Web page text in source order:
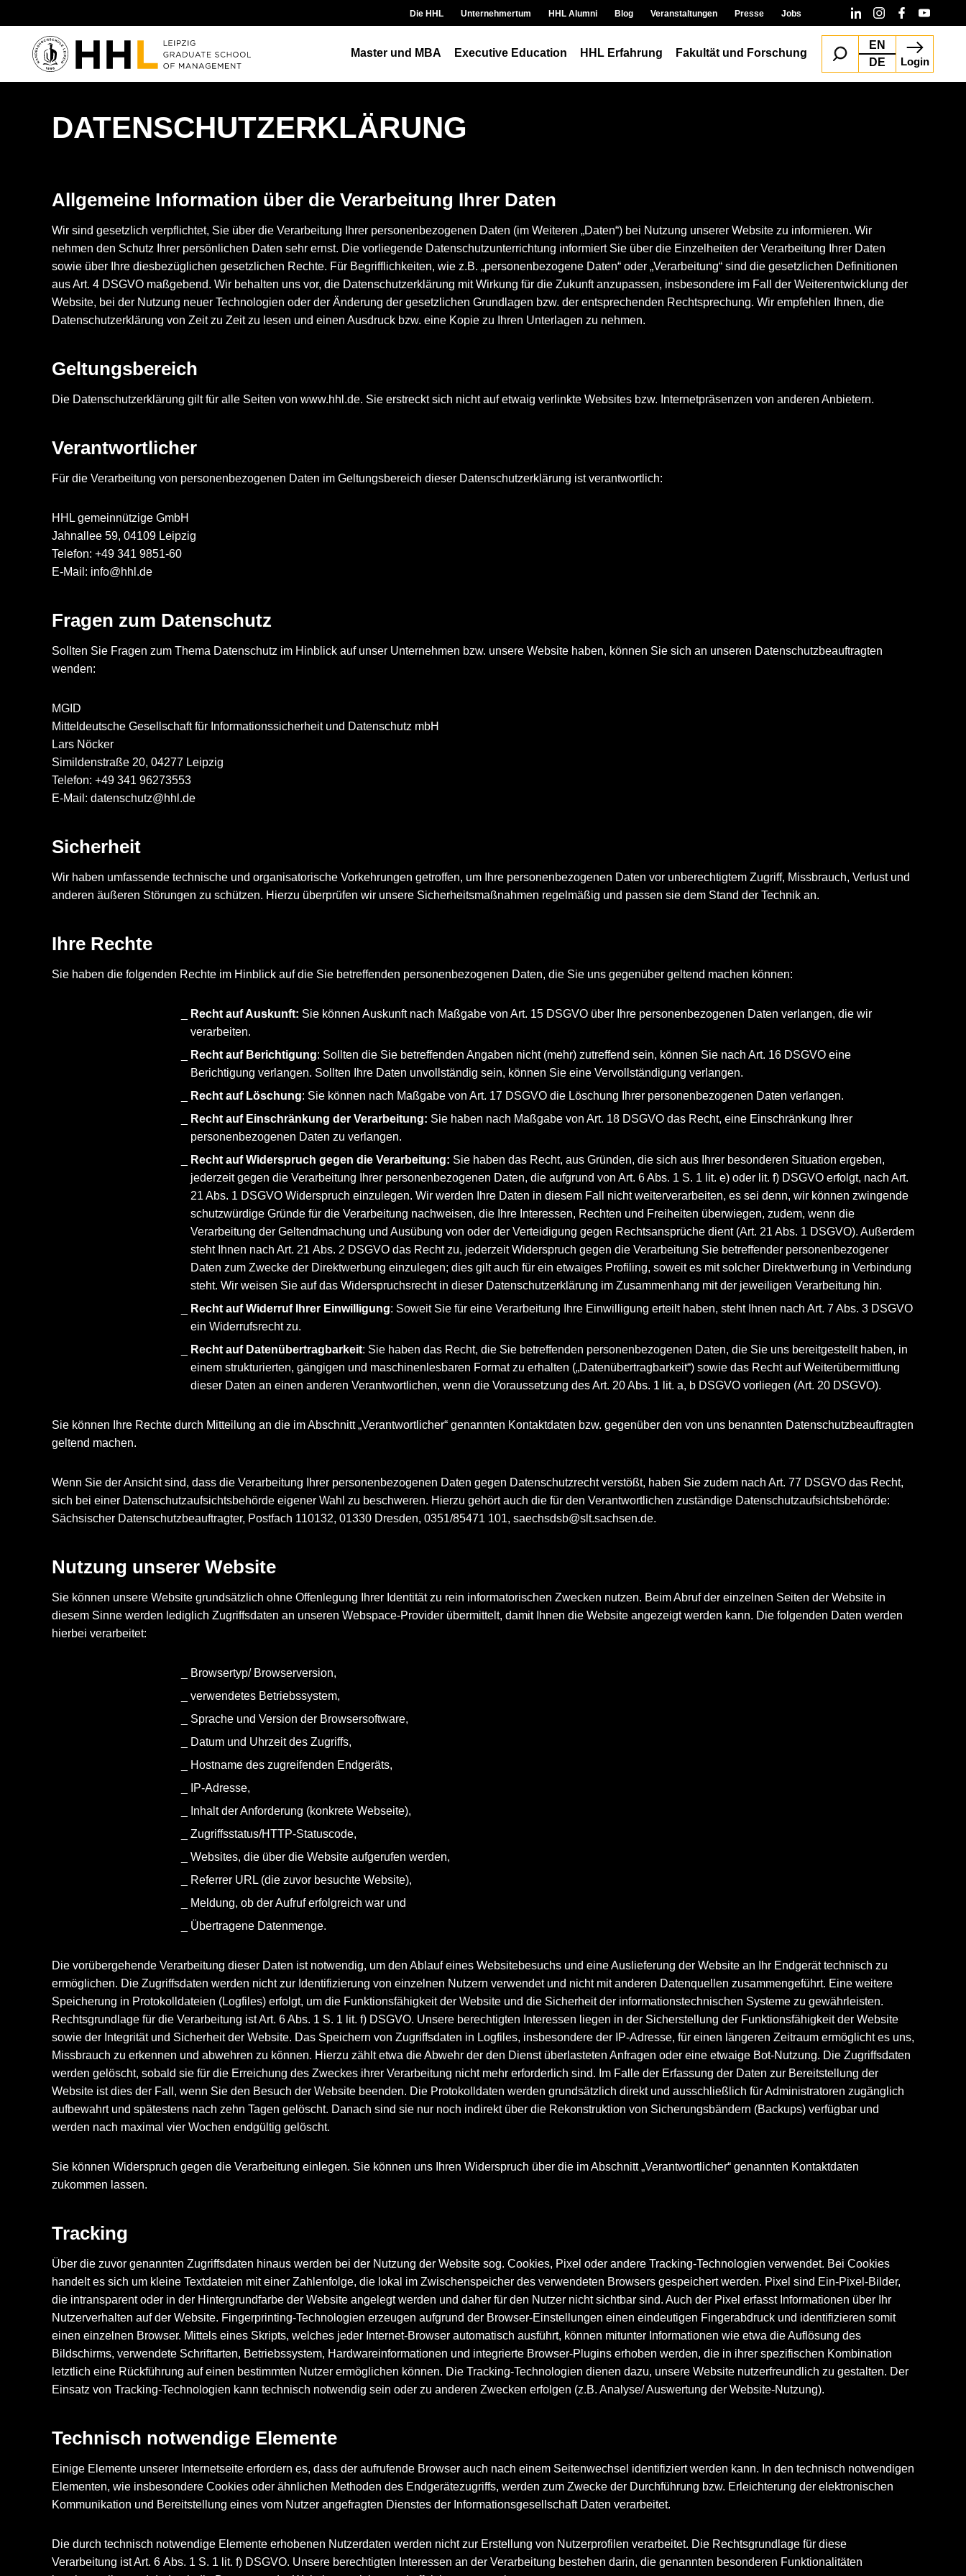
Die HHL Unternehmertum HHL Alumni Blog Veranstaltungen Presse Jobs
Master und MBA Executive Education HHL Erfahrung Fakultät und Forschung
EN
DE
Login
DATENSCHUTZERKLÄRUNG
Allgemeine Information über die Verarbeitung Ihrer Daten
Wir sind gesetzlich verpflichtet, Sie über die Verarbeitung Ihrer personenbezogenen Daten (im Weiteren „Daten“) bei Nutzung unserer Website zu informieren. Wir
nehmen den Schutz Ihrer persönlichen Daten sehr ernst. Die vorliegende Datenschutzunterrichtung informiert Sie über die Einzelheiten der Verarbeitung Ihrer Daten
sowie über Ihre diesbezüglichen gesetzlichen Rechte. Für Begrifflichkeiten, wie z.B. „personenbezogene Daten“ oder „Verarbeitung“ sind die gesetzlichen Definitionen
aus Art. 4 DSGVO maßgebend. Wir behalten uns vor, die Datenschutzerklärung mit Wirkung für die Zukunft anzupassen, insbesondere im Fall der Weiterentwicklung der
Website, bei der Nutzung neuer Technologien oder der Änderung der gesetzlichen Grundlagen bzw. der entsprechenden Rechtsprechung. Wir empfehlen Ihnen, die
Datenschutzerklärung von Zeit zu Zeit zu lesen und einen Ausdruck bzw. eine Kopie zu Ihren Unterlagen zu nehmen.
Geltungsbereich
Die Datenschutzerklärung gilt für alle Seiten von www.hhl.de. Sie erstreckt sich nicht auf etwaig verlinkte Websites bzw. Internetpräsenzen von anderen Anbietern.
Verantwortlicher
Für die Verarbeitung von personenbezogenen Daten im Geltungsbereich dieser Datenschutzerklärung ist verantwortlich:
HHL gemeinnützige GmbH
Jahnallee 59, 04109 Leipzig
Telefon: +49 341 9851-60
E-Mail: info@hhl.de
Fragen zum Datenschutz
Sollten Sie Fragen zum Thema Datenschutz im Hinblick auf unser Unternehmen bzw. unsere Website haben, können Sie sich an unseren Datenschutzbeauftragten
wenden:
MGID
Mitteldeutsche Gesellschaft für Informationssicherheit und Datenschutz mbH
Lars Nöcker
Simildenstraße 20, 04277 Leipzig
Telefon: +49 341 96273553
E-Mail: datenschutz@hhl.de
Sicherheit
Wir haben umfassende technische und organisatorische Vorkehrungen getroffen, um Ihre personenbezogenen Daten vor unberechtigtem Zugriff, Missbrauch, Verlust und
anderen äußeren Störungen zu schützen. Hierzu überprüfen wir unsere Sicherheitsmaßnahmen regelmäßig und passen sie dem Stand der Technik an.
Ihre Rechte
Sie haben die folgenden Rechte im Hinblick auf die Sie betreffenden personenbezogenen Daten, die Sie uns gegenüber geltend machen können:
Recht auf Auskunft: Sie können Auskunft nach Maßgabe von Art. 15 DSGVO über Ihre personenbezogenen Daten verlangen, die wir
verarbeiten.
Recht auf Berichtigung: Sollten die Sie betreffenden Angaben nicht (mehr) zutreffend sein, können Sie nach Art. 16 DSGVO eine
Berichtigung verlangen. Sollten Ihre Daten unvollständig sein, können Sie eine Vervollständigung verlangen.
Recht auf Löschung: Sie können nach Maßgabe von Art. 17 DSGVO die Löschung Ihrer personenbezogenen Daten verlangen.
Recht auf Einschränkung der Verarbeitung: Sie haben nach Maßgabe von Art. 18 DSGVO das Recht, eine Einschränkung Ihrer
personenbezogenen Daten zu verlangen.
Recht auf Widerspruch gegen die Verarbeitung: Sie haben das Recht, aus Gründen, die sich aus Ihrer besonderen Situation ergeben,
jederzeit gegen die Verarbeitung Ihrer personenbezogenen Daten, die aufgrund von Art. 6 Abs. 1 S. 1 lit. e) oder lit. f) DSGVO erfolgt, nach Art.
21 Abs. 1 DSGVO Widerspruch einzulegen. Wir werden Ihre Daten in diesem Fall nicht weiterverarbeiten, es sei denn, wir können zwingende
schutzwürdige Gründe für die Verarbeitung nachweisen, die Ihre Interessen, Rechten und Freiheiten überwiegen, zudem, wenn die
Verarbeitung der Geltendmachung und Ausübung von oder der Verteidigung gegen Rechtsansprüche dient (Art. 21 Abs. 1 DSGVO). Außerdem
steht Ihnen nach Art. 21 Abs. 2 DSGVO das Recht zu, jederzeit Widerspruch gegen die Verarbeitung Sie betreffender personenbezogener
Daten zum Zwecke der Direktwerbung einzulegen; dies gilt auch für ein etwaiges Profiling, soweit es mit solcher Direktwerbung in Verbindung
steht. Wir weisen Sie auf das Widerspruchsrecht in dieser Datenschutzerklärung im Zusammenhang mit der jeweiligen Verarbeitung hin.
Recht auf Widerruf Ihrer Einwilligung: Soweit Sie für eine Verarbeitung Ihre Einwilligung erteilt haben, steht Ihnen nach Art. 7 Abs. 3 DSGVO
ein Widerrufsrecht zu.
Recht auf Datenübertragbarkeit: Sie haben das Recht, die Sie betreffenden personenbezogenen Daten, die Sie uns bereitgestellt haben, in
einem strukturierten, gängigen und maschinenlesbaren Format zu erhalten („Datenübertragbarkeit“) sowie das Recht auf Weiterübermittlung
dieser Daten an einen anderen Verantwortlichen, wenn die Voraussetzung des Art. 20 Abs. 1 lit. a, b DSGVO vorliegen (Art. 20 DSGVO).
Sie können Ihre Rechte durch Mitteilung an die im Abschnitt „Verantwortlicher“ genannten Kontaktdaten bzw. gegenüber den von uns benannten Datenschutzbeauftragten
geltend machen.
Wenn Sie der Ansicht sind, dass die Verarbeitung Ihrer personenbezogenen Daten gegen Datenschutzrecht verstößt, haben Sie zudem nach Art. 77 DSGVO das Recht,
sich bei einer Datenschutzaufsichtsbehörde eigener Wahl zu beschweren. Hierzu gehört auch die für den Verantwortlichen zuständige Datenschutzaufsichtsbehörde:
Sächsischer Datenschutzbeauftragter, Postfach 110132, 01330 Dresden, 0351/85471 101, saechsdsb@slt.sachsen.de.
Nutzung unserer Website
Sie können unsere Website grundsätzlich ohne Offenlegung Ihrer Identität zu rein informatorischen Zwecken nutzen. Beim Abruf der einzelnen Seiten der Website in
diesem Sinne werden lediglich Zugriffsdaten an unseren Webspace-Provider übermittelt, damit Ihnen die Website angezeigt werden kann. Die folgenden Daten werden
hierbei verarbeitet:
Browsertyp/ Browserversion,
verwendetes Betriebssystem,
Sprache und Version der Browsersoftware,
Datum und Uhrzeit des Zugriffs,
Hostname des zugreifenden Endgeräts,
IP-Adresse,
Inhalt der Anforderung (konkrete Webseite),
Zugriffsstatus/HTTP-Statuscode,
Websites, die über die Website aufgerufen werden,
Referrer URL (die zuvor besuchte Website),
Meldung, ob der Aufruf erfolgreich war und
Übertragene Datenmenge.
Die vorübergehende Verarbeitung dieser Daten ist notwendig, um den Ablauf eines Websitebesuchs und eine Auslieferung der Website an Ihr Endgerät technisch zu
ermöglichen. Die Zugriffsdaten werden nicht zur Identifizierung von einzelnen Nutzern verwendet und nicht mit anderen Datenquellen zusammengeführt. Eine weitere
Speicherung in Protokolldateien (Logfiles) erfolgt, um die Funktionsfähigkeit der Website und die Sicherheit der informationstechnischen Systeme zu gewährleisten.
Rechtsgrundlage für die Verarbeitung ist Art. 6 Abs. 1 S. 1 lit. f) DSGVO. Unsere berechtigten Interessen liegen in der Sicherstellung der Funktionsfähigkeit der Website
sowie der Integrität und Sicherheit der Website. Das Speichern von Zugriffsdaten in Logfiles, insbesondere der IP-Adresse, für einen längeren Zeitraum ermöglicht es uns,
Missbrauch zu erkennen und abwehren zu können. Hierzu zählt etwa die Abwehr der den Dienst überlasteten Anfragen oder eine etwaige Bot-Nutzung. Die Zugriffsdaten
werden gelöscht, sobald sie für die Erreichung des Zweckes ihrer Verarbeitung nicht mehr erforderlich sind. Im Falle der Erfassung der Daten zur Bereitstellung der
Website ist dies der Fall, wenn Sie den Besuch der Website beenden. Die Protokolldaten werden grundsätzlich direkt und ausschließlich für Administratoren zugänglich
aufbewahrt und spätestens nach zehn Tagen gelöscht. Danach sind sie nur noch indirekt über die Rekonstruktion von Sicherungsbändern (Backups) verfügbar und
werden nach maximal vier Wochen endgültig gelöscht.
Sie können Widerspruch gegen die Verarbeitung einlegen. Sie können uns Ihren Widerspruch über die im Abschnitt „Verantwortlicher“ genannten Kontaktdaten
zukommen lassen.
Tracking
Über die zuvor genannten Zugriffsdaten hinaus werden bei der Nutzung der Website sog. Cookies, Pixel oder andere Tracking-Technologien verwendet. Bei Cookies
handelt es sich um kleine Textdateien mit einer Zahlenfolge, die lokal im Zwischenspeicher des verwendeten Browsers gespeichert werden. Pixel sind Ein-Pixel-Bilder,
die intransparent oder in der Hintergrundfarbe der Website angelegt werden und daher für den Nutzer nicht sichtbar sind. Auch der Pixel erfasst Informationen über Ihr
Nutzerverhalten auf der Website. Fingerprinting-Technologien erzeugen aufgrund der Browser-Einstellungen einen eindeutigen Fingerabdruck und identifizieren somit
einen einzelnen Browser. Mittels eines Skripts, welches jeder Internet-Browser automatisch ausführt, können mitunter Informationen wie etwa die Auflösung des
Bildschirms, verwendete Schriftarten, Betriebssystem, Hardwareinformationen und integrierte Browser-Plugins erhoben werden, die in ihrer spezifischen Kombination
letztlich eine Rückführung auf einen bestimmten Nutzer ermöglichen können. Die Tracking-Technologien dienen dazu, unsere Website nutzerfreundlich zu gestalten. Der
Einsatz von Tracking-Technologien kann technisch notwendig sein oder zu anderen Zwecken erfolgen (z.B. Analyse/ Auswertung der Website-Nutzung).
Technisch notwendige Elemente
Einige Elemente unserer Internetseite erfordern es, dass der aufrufende Browser auch nach einem Seitenwechsel identifiziert werden kann. In den technisch notwendigen
Elementen, wie insbesondere Cookies oder ähnlichen Methoden des Endgerätezugriffs, werden zum Zwecke der Durchführung bzw. Erleichterung der elektronischen
Kommunikation und Bereitstellung eines vom Nutzer angefragten Dienstes der Informationsgesellschaft Daten verarbeitet.
Die durch technisch notwendige Elemente erhobenen Nutzerdaten werden nicht zur Erstellung von Nutzerprofilen verarbeitet. Die Rechtsgrundlage für diese
Verarbeitung ist Art. 6 Abs. 1 S. 1 lit. f) DSGVO. Unsere berechtigten Interessen an der Verarbeitung bestehen darin, die genannten besonderen Funktionalitäten